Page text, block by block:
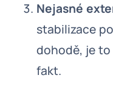
Nejasné
stabilizace
dohodě, je to
fakt.